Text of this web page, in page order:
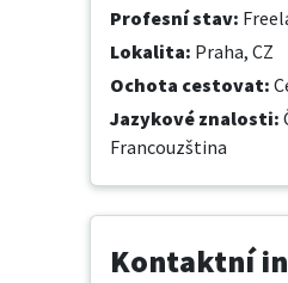
Profesní stav:
Lokalita: Praha, CZ
Ochota cestovat:
Jazykové znalosti:
Francouzština
Kontaktní